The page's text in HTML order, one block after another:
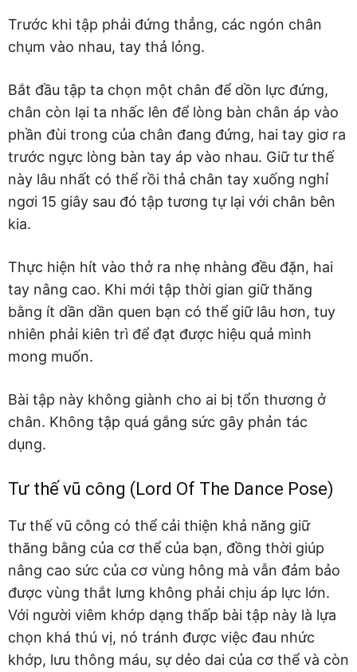
Trước khi tập phải đứng thẳng, các ngón chân
chụm vào nhau, tay thả lỏng.
Bắt đầu tập ta chọn một chân để dồn lực đứng,
chân còn lại ta nhấc lên để lòng bàn chân áp vào
phần đùi trong của chân đang đứng, hai tay giơ ra
trước ngực lòng bàn tay áp vào nhau. Giữ tư thế
này lâu nhất có thể rồi thả chân tay xuống nghỉ
ngơi 15 giây sau đó tập tương tự lại với chân bên
kia.
Thực hiện hít vào thở ra nhẹ nhàng đều đặn, hai
tay nâng cao. Khi mới tập thời gian giữ thăng
bằng ít dần dần quen bạn có thể giữ lâu hơn, tuy
nhiên phải kiên trì để đạt được hiệu quả mình
mong muốn.
Bài tập này không giành cho ai bị tổn thương ở
chân. Không tập quá gắng sức gây phản tác
dụng.
Tư thế vũ công (Lord Of The Dance Pose)
Tư thế vũ công có thể cải thiện khả năng giữ
thăng bằng của cơ thể của bạn, đồng thời giúp
nâng cao sức của cơ vùng hông mà vẫn đảm bảo
được vùng thắt lưng không phải chịu áp lực lớn.
Với người viêm khớp dạng thấp bài tập này là lựa
chọn khá thú vị, nó tránh được việc đau nhức
khớp, lưu thông máu, sự dẻo dai của cơ thể và còn